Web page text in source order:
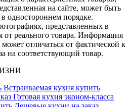
на сайте, может быть
одностороннем порядке.
представленных в
от реального товара. Информация
отличаться от фактической к
на соответствующий товар.
Встраиваемая кухня купить
Готовая кухня эконом-класса